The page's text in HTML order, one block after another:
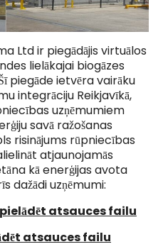
Ltd ir piegādājis virtuālos
lielākajai biogāzes
piegāde ietvēra vairāku
integrāciju Reikjavīkā,
uzņēmumiem
savā ražošanas
risinājums rūpniecības
atjaunojamās
kā enerģijas avota
dažādi uzņēmumi:
atsauces failu
atsauces failu